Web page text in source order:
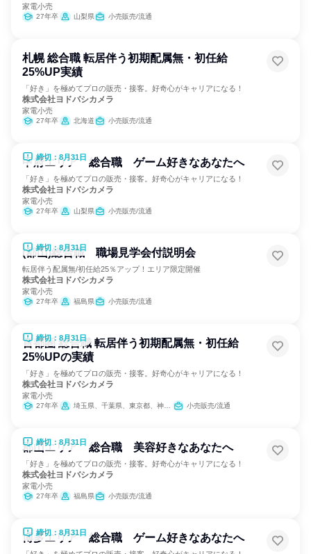
家電小売
27年卒 山梨県 小売販売/流通
札幌 総合職 転居伴う初期配属無・初任給
25%UP実績
「好き」を極めてプロの販売・接客。好奇心がキャリアになる！
株式会社ヨドバシカメラ
家電小売
27年卒 北海道 小売販売/流通
締切：8月31日
甲府エリア 総合職 ゲーム好きなあなたへ
「好き」を極めてプロの販売・接客。好奇心がキャリアになる！
株式会社ヨドバシカメラ
家電小売
27年卒 山梨県 小売販売/流通
締切：8月31日
(郡山)総合職 職場見学会付説明会
転居伴う配属無/初任給25％アップ！エリア限定開催
株式会社ヨドバシカメラ
家電小売
27年卒 福島県 小売販売/流通
締切：8月31日
首都圏 総合職 転居伴う初期配属無・初任給
25%UPの実績
「好き」を極めてプロの販売・接客。好奇心がキャリアになる！
株式会社ヨドバシカメラ
家電小売
27年卒 埼玉県、千葉県、東京都、神奈川県 小売販売/流通
締切：8月31日
郡山エリア 総合職 美容好きなあなたへ
「好き」を極めてプロの販売・接客。好奇心がキャリアになる！
株式会社ヨドバシカメラ
家電小売
27年卒 福島県 小売販売/流通
締切：8月31日
博多エリア 総合職 ゲーム好きなあなたへ